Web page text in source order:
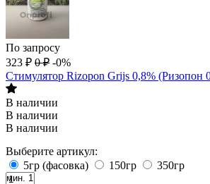
По запросу
323 ₽ 0 ₽ -0%
Стимулятор Rizopon Grijs 0,8% (Ризопон
В наличии
В наличии
В наличии
Выберите артикул:
5гр (фасовка)
150гр 350гр
мин. 1